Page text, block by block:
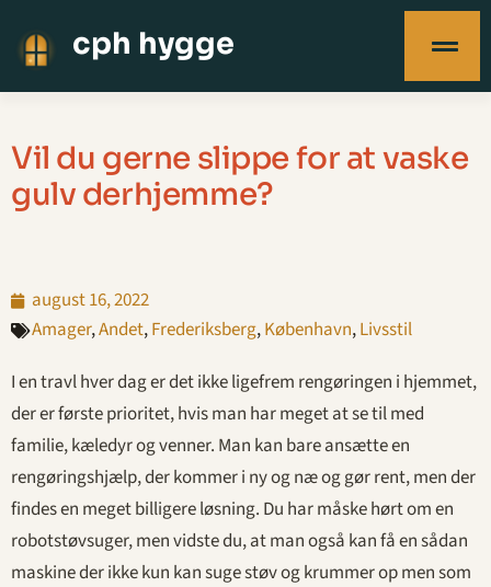
cph hygge
Vil du gerne slippe for at vaske
gulv derhjemme?
august 16, 2022
Amager,Andet,Frederiksberg,København,Livsstil
I en travl hver dag er det ikke ligefrem rengøringen i hjemmet,
der er første prioritet, hvis man har meget at se til med
familie, kæledyr og venner. Man kan bare ansætte en
rengøringshjælp, der kommer i ny og næ og gør rent, men der
findes en meget billigere løsning. Du har måske hørt om en
robotstøvsuger, men vidste du, at man også kan få en sådan
maskine der ikke kun kan suge støv og krummer op men som